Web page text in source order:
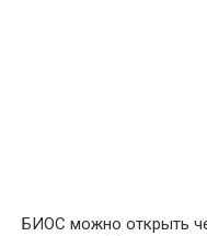
БИОС можно открыть